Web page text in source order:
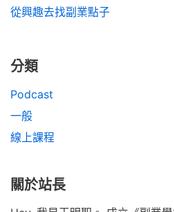
從興趣去找副業點子
分類
Podcast
一般
線上課程
關於站長